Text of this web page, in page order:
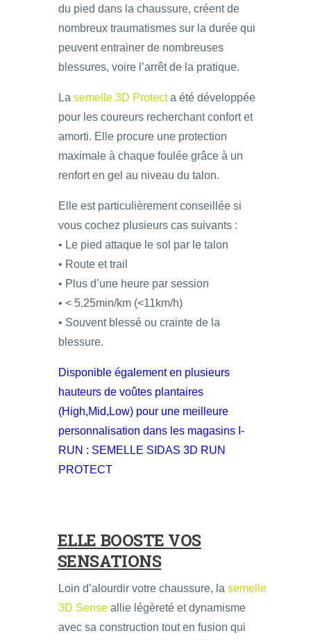
du pied dans la chaussure, créent de
nombreux traumatismes sur la durée qui
peuvent entrainer de nombreuses
blessures, voire l’arrêt de la pratique.
La semelle 3D Protecta été développée
pour les coureurs recherchant confort et
amorti. Elle procure une protection
maximale à chaque foulée grâce à un
renfort en gel au niveau du talon.
Elle est particulièrement conseillée si
vous cochez plusieurs cas suivants :
• Le pied attaque le sol par le talon
• Route et trail
• Plus d’une heure par session
• < 5.25min/km (<11km/h)
• Souvent blessé ou crainte de la
blessure.
Disponible également en plusieurs
hauteurs de voûtes plantaires
(High,Mid,Low) pour une meilleure
personnalisation dans les magasins I-
RUN : SEMELLE SIDAS 3D RUN
PROTECT
ELLE BOOSTE VOS
SENSATIONS
Loin d’alourdir votre chaussure, la semelle
3D Sense allie légèreté et dynamisme
avec sa construction tout en fusion qui